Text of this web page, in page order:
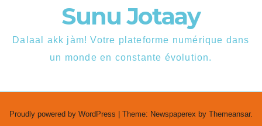
Sunu Jotaay
Dalaal akk jàm! Votre plateforme numérique dans
un monde en constante évolution.
Proudly powered by WordPress Theme: Newspaperex by Themeansar.